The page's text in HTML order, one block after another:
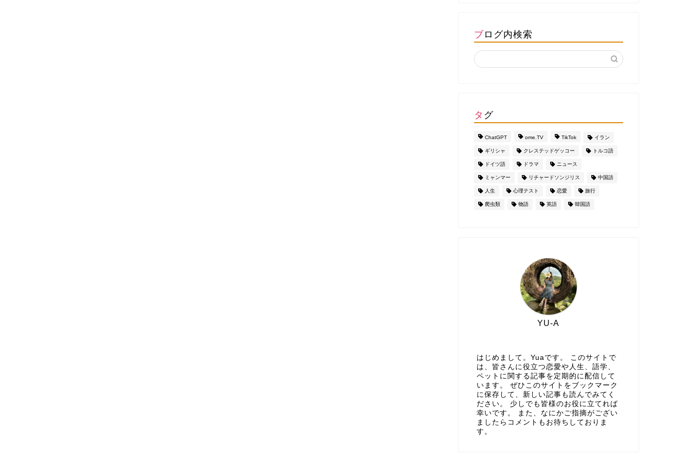
ブログ内検索
タグ
ChatGPT ome.TV TikTok イラン
ギリシャ クレステッドゲッコー トルコ語
ドイツ語 ドラマ ニュース
ミャンマー リチャードソンジリス 中国語
人生 心理テスト 恋愛 旅行
爬虫類 物語 英語 韓国語
YU-A
はじめまして。Yuaです。 このサイトで
は、皆さんに役立つ恋愛や人生、語学、
ペットに関する記事を定期的に配信して
います。 ぜひこのサイトをブックマーク
に保存して、新しい記事も読んでみてく
ださい。 少しでも皆様のお役に立てれば
幸いです。 また、なにかご指摘がござい
ましたらコメントもお待ちしておりま
す。